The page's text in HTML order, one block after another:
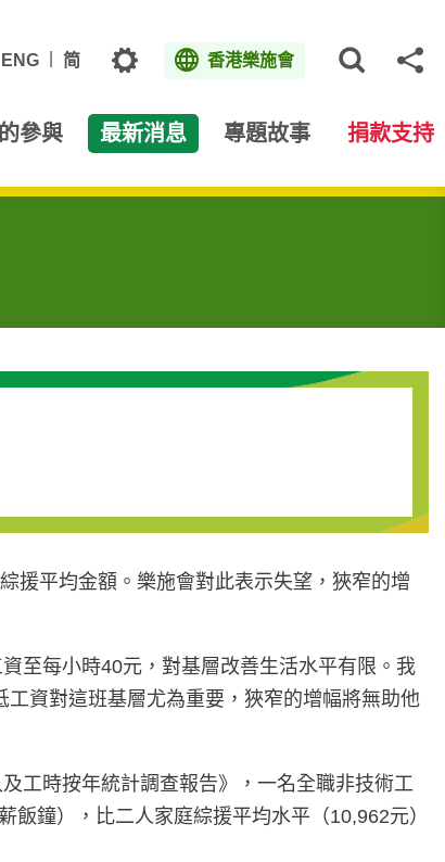
ENG 简 主題 香港樂施會
參與 最新消息 專題故事 捐款支持
援平均金額。樂施會對此表示失望，狹窄的增
至每小時40元，對基層改善生活水平有限。我
資對這班基層尤為重要，狹窄的增幅將無助他
工時按年統計調查報告》，一名全職非技術工
鐘），比二人家庭綜援平均水平（10,962元）